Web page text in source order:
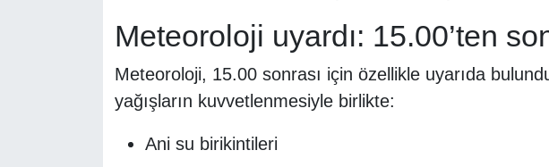
Meteoroloji uyardı: 15.00’ten
Meteoroloji, 15.00 sonrası için özellikle uyarıda
yağışların kuvvetlenmesiyle birlikte:
Ani su birikintileri